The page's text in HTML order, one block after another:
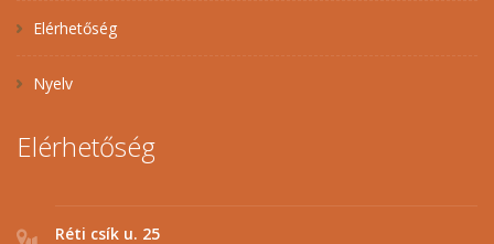
Elérhetőség
Nyelv
Elérhetőség
Réti csík u. 25